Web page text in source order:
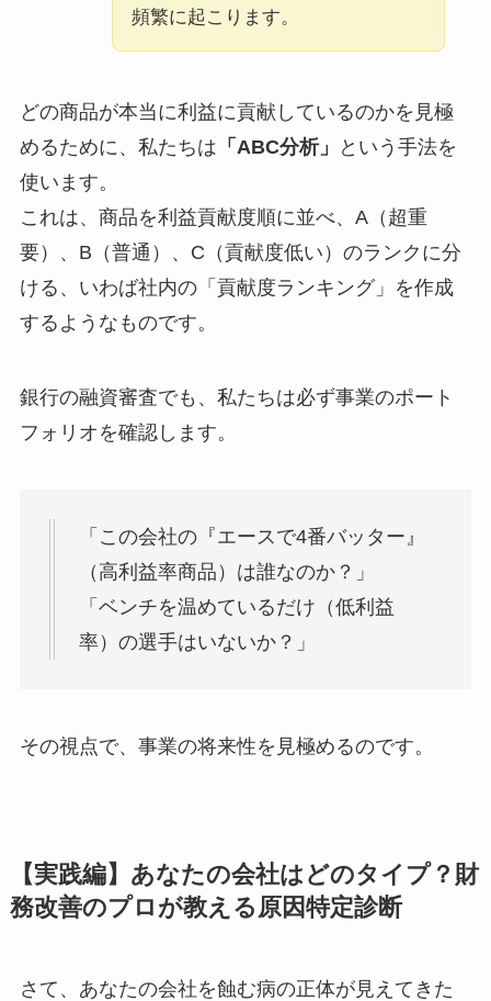
頻繁に起こります。
どの商品が本当に利益に貢献しているのかを見極
めるために、私たちは 「ABC分析」
という手法を
使います。
これは、商品を利益貢献度順に並べ、A（超重
要）、B（普通）、C（貢献度低い）のランクに分
ける、いわば社内の「貢献度ランキング」を作成
するようなものです。
銀行の融資審査でも、私たちは必ず事業のポート
フォリオを確認します。
「この会社の『エースで4番バッター』
（高利益率商品）は誰なのか？」
「ベンチを温めているだけ（低利益
率）の選手はいないか？」
その視点で、事業の将来性を見極めるのです。
【実践編】あなたの会社はどのタイプ？財
務改善のプロが教える原因特定診断
さて、あなたの会社を蝕む病の正体が見えてきた